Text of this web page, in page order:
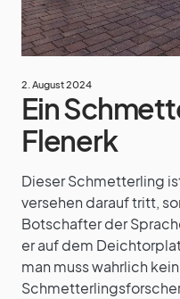
2. August 2024
Ein
Flenerk
Dieser Schmetterling
versehen darauf tritt,
Botschafter der
er auf dem
man muss wahrlich